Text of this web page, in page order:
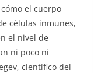
el cuerpo
células inmunes,
el nivel de
ni poco ni
científico del